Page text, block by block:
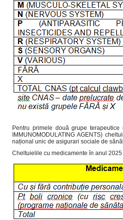
Pentru primele două grupe terapeutice
IMMUNOMODULATING AGENTS)
național unic de asigurari sociale de
Cheltuielile cu medicamente în anul 2025